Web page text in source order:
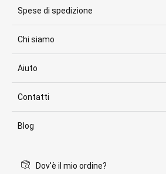
Spese di spedizione
Chi siamo
Aiuto
Contatti
Blog
Dov'è il mio ordine?